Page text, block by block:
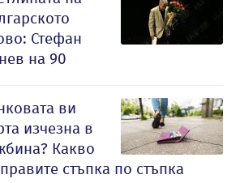
Стефан
на 90
ви
изчезна в
Какво
стъпка по стъпка